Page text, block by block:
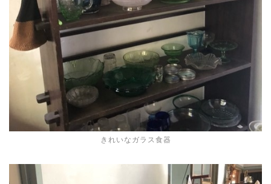
きれいなガラス食器